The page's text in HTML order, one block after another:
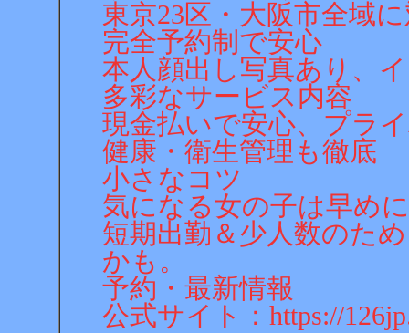
東京23区・大阪市全域
完全予約制で安心
本人顔出し写真あり、
多彩なサービス内容
現金払いで安心、プラ
健康・衛生管理も徹底
小さなコツ
気になる女の子は早め
短期出勤＆少人数のた
かも。
予約・最新情報
公式サイト：https://